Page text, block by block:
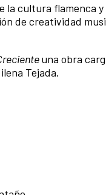
la cultura flamenca
de creatividad
una obra
Tejada.